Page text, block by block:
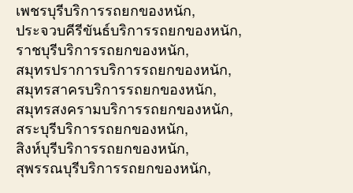
เพชรบุรีบริการรถยกของหนัก,
ประจวบคีรีขันธ์บริการรถยกของหนัก,
ราชบุรีบริการรถยกของหนัก,
สมุทรปราการบริการรถยกของหนัก,
สมุทรสาครบริการรถยกของหนัก,
สมุทรสงครามบริการรถยกของหนัก,
สระบุรีบริการรถยกของหนัก,
สิงห์บุรีบริการรถยกของหนัก,
สุพรรณบุรีบริการรถยกของหนัก,